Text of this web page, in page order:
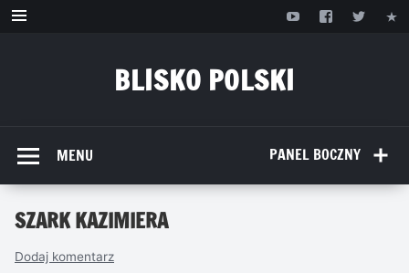
Przejdź
BLISKO POLSKI
PANEL BOCZNY
MENU
SZARK KAZIMIERA
Dodaj komentarz